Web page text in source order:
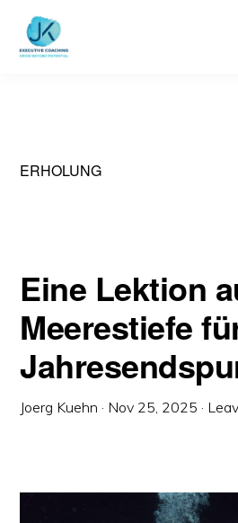
Skip
ERHOLUNG
Eine Lektion
Meerestiefe
Joerg Kuehn · Nov 25, 2025 ·